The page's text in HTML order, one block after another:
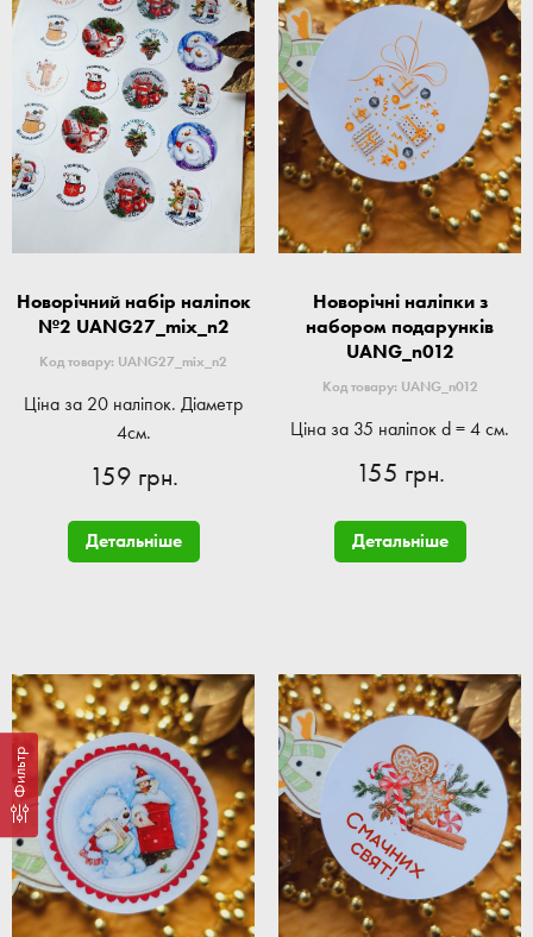
Фильтр
Новорічний набір наліпок
№2 UANG27_mix_n2
Код товару: UANG27_mix_n2
Ціна за 20 наліпок. Діаметр
4см.
159 грн.
Детальніше
Новорічні наліпки з
набором подарунків
UANG_n012
Код товару: UANG_n012
Ціна за 35 наліпок d = 4 см.
155 грн.
Детальніше